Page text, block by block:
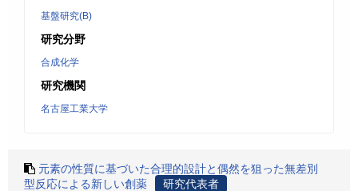
基盤研究(B)
研究分野
合成化学
研究機関
名古屋工業大学
元素の性質に基づいた合理的設計と偶然を狙った無差別
型反応による新しい創薬
研究代表者